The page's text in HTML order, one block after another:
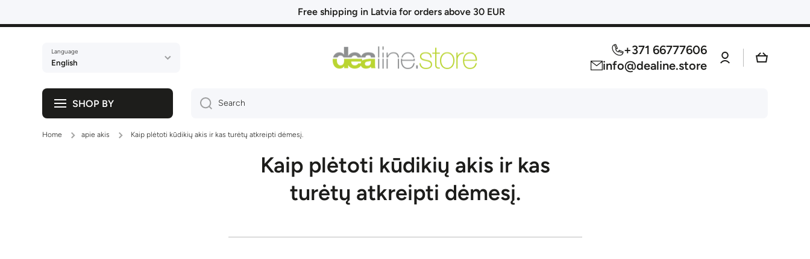
Free shipping in Latvia for orders above 30 EUR
Language
English
+371 66777606
info@dealine.store
Log
in
Cart
SHOP BY Search
Home apie akis Kaip plėtoti kūdikių akis ir kas turėtų atkreipti dėmesį.
Kaip plėtoti kūdikių akis ir kas
turėtų atkreipti dėmesį.